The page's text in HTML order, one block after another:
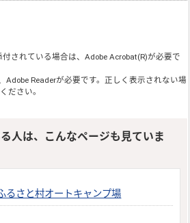
付されている場合は、Adobe Acrobat(R)が必要で
Adobe Readerが必要です。正しく表示されない場
ださい。
人は、こんなページも見ていま
るさと村オートキャンプ場